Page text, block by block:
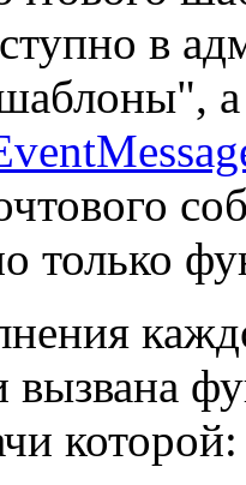
в
а
только
вызвана
которой: